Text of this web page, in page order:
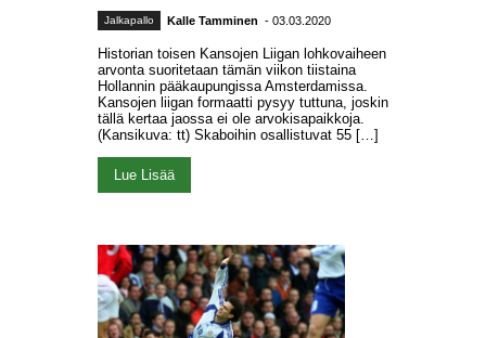
Jalkapallo Kalle Tamminen - 03.03.2020
Historian toisen Kansojen Liigan lohkovaiheen
arvonta suoritetaan tämän viikon tiistaina
Hollannin pääkaupungissa Amsterdamissa.
Kansojen liigan formaatti pysyy tuttuna, joskin
tällä kertaa jaossa ei ole arvokisapaikkoja.
(Kansikuva: tt) Skaboihin osallistuvat 55 […]
Lue Lisää